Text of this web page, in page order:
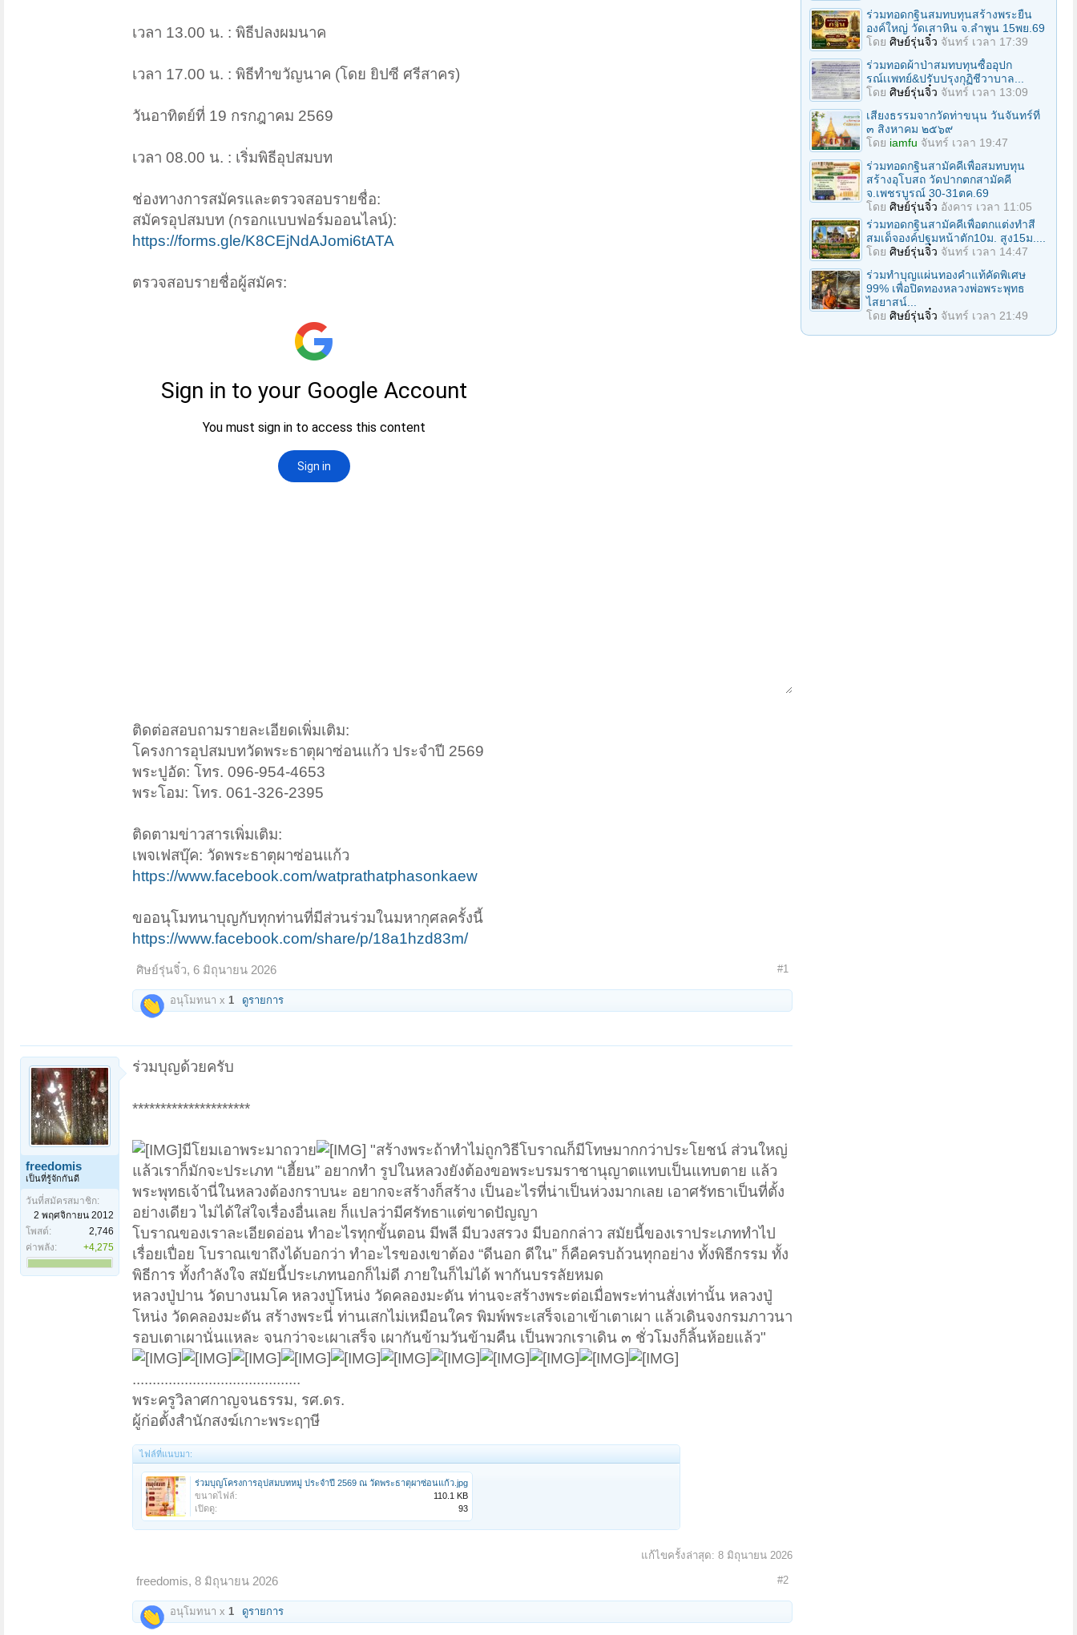
เวลา 13.00 น. : พิธีปลงผมนาค
เวลา 17.00 น. : พิธีทำขวัญนาค (โดย ยิปซี ศรีสาคร)
วันอาทิตย์ที่ 19 กรกฎาคม 2569
เวลา 08.00 น. : เริ่มพิธีอุปสมบท
ช่องทางการสมัครและตรวจสอบรายชื่อ:
สมัครอุปสมบท (กรอกแบบฟอร์มออนไลน์):
https://forms.gle/K8CEjNdAJomi6tATA
ตรวจสอบรายชื่อผู้สมัคร:
ติดต่อสอบถามรายละเอียดเพิ่มเติม:
โครงการอุปสมบทวัดพระธาตุผาซ่อนแก้ว ประจำปี 2569
พระปูอัด: โทร. 096-954-4653
พระโอม: โทร. 061-326-2395
ติดตามข่าวสารเพิ่มเติม:
เพจเฟสบุ๊ค: วัดพระธาตุผาซ่อนแก้ว
https://www.facebook.com/watprathatphasonkaew
ขออนุโมทนาบุญกับทุกท่านที่มีส่วนร่วมในมหากุศลครั้งนี้
https://www.facebook.com/share/p/18a1hzd83m/
ศิษย์รุ่นจิ๋ว, 6 มิถุนายน 2026 #1
อนุโมทนา x 1 ดูรายการ
freedomis
เป็นที่รู้จักกันดี
วันที่สมัครสมาชิก:
2 พฤศจิกายน 2012
โพสต์:
2,746
ค่าพลัง:
+4,275
ร่วมบุญด้วยครับ
*********************
มีโยมเอาพระมาถวาย
"สร้างพระถ้าทำไม่ถูกวิธีโบราณก็มีโทษมากกว่าประโยชน์ ส่วนใหญ่
แล้วเราก็มักจะประเภท “เฮี้ยน” อยากทำ รูปในหลวงยังต้องขอพระบรมราชานุญาตแทบเป็นแทบตาย แล้ว
พระพุทธเจ้านี่ในหลวงต้องกราบนะ อยากจะสร้างก็สร้าง เป็นอะไรที่น่าเป็นห่วงมากเลย เอาศรัทธาเป็นที่ตั้ง
อย่างเดียว ไม่ได้ใส่ใจเรื่องอื่นเลย ก็แปลว่ามีศรัทธาแต่ขาดปัญญา
โบราณของเราละเอียดอ่อน ทำอะไรทุกขั้นตอน มีพลี มีบวงสรวง มีบอกกล่าว สมัยนี้ของเราประเภททำไป
เรื่อยเปื่อย โบราณเขาถึงได้บอกว่า ทำอะไรของเขาต้อง “ดีนอก ดีใน” ก็คือครบถ้วนทุกอย่าง ทั้งพิธีกรรม ทั้ง
พิธีการ ทั้งกำลังใจ สมัยนี้ประเภทนอกก็ไม่ดี ภายในก็ไม่ได้ พากันบรรลัยหมด
หลวงปู่ปาน วัดบางนมโค หลวงปู่โหน่ง วัดคลองมะดัน ท่านจะสร้างพระต่อเมื่อพระท่านสั่งเท่านั้น หลวงปู่
โหน่ง วัดคลองมะดัน สร้างพระนี่ ท่านเสกไม่เหมือนใคร พิมพ์พระเสร็จเอาเข้าเตาเผา แล้วเดินจงกรมภาวนา
รอบเตาเผานั่นแหละ จนกว่าจะเผาเสร็จ เผากันข้ามวันข้ามคืน เป็นพวกเราเดิน ๓ ชั่วโมงก็ลิ้นห้อยแล้ว"
..........................................
พระครูวิลาศกาญจนธรรม, รศ.ดร.
ผู้ก่อตั้งสำนักสงฆ์เกาะพระฤๅษี
ไฟล์ที่แนบมา:
ร่วมบุญโครงการอุปสมบทหมู่ ประจำปี 2569 ณ วัดพระธาตุผาซ่อนแก้ว.jpg
ขนาดไฟล์:
110.1 KB
เปิดดู:
93
แก้ไขครั้งล่าสุด: 8 มิถุนายน 2026
freedomis, 8 มิถุนายน 2026 #2
อนุโมทนา x 1 ดูรายการ
ร่วมทอดกฐินสมทบทุนสร้างพระยืน
องค์ใหญ่ วัดเสาหิน จ.ลําพูน 15พย.69
โดย ศิษย์รุ่นจิ๋ว จันทร์ เวลา 17:39
ร่วมทอดผ้าป่าสมทบทุนซื้ออุปก
รณ์เเพทย์&ปรับปรุงกุฏิชีวาบาล...
โดย ศิษย์รุ่นจิ๋ว จันทร์ เวลา 13:09
เสียงธรรมจากวัดท่าขนุน วันจันทร์ที่
๓ สิงหาคม ๒๕๖๙
โดย iamfu จันทร์ เวลา 19:47
ร่วมทอดกฐินสามัคคีเพื่อสมทบทุน
สร้างอุโบสถ วัดปากตกสามัคคี
จ.เพชรบูรณ์ 30-31ตค.69
โดย ศิษย์รุ่นจิ๋ว อังคาร เวลา 11:05
ร่วมทอดกฐินสามัคคีเพื่อตกแต่งทำสี
สมเด็จองค์ปฐมหน้าตัก10ม. สูง15ม....
โดย ศิษย์รุ่นจิ๋ว จันทร์ เวลา 14:47
ร่วมทําบุญแผ่นทองคำแท้คัดพิเศษ
99% เพื่อปิดทองหลวงพ่อพระพุทธ
ไสยาสน์...
โดย ศิษย์รุ่นจิ๋ว จันทร์ เวลา 21:49